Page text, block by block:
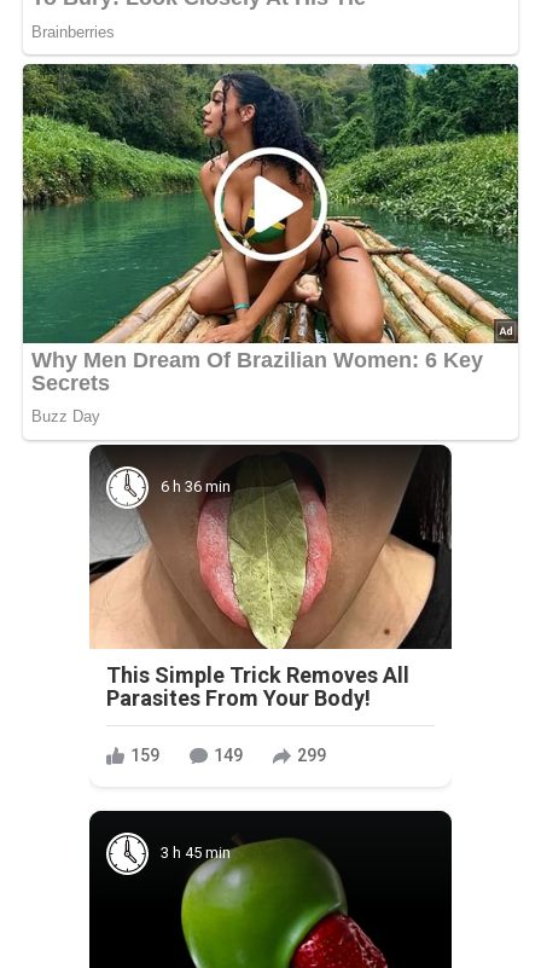
6 h 36 min
This Simple Trick Removes All
Parasites From Your Body!
159 149 299
3 h 45 min